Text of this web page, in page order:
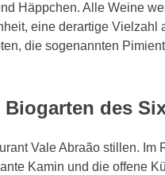
Häppchen. Alle Weine
eine derartige
die sogenannten
des
Vale Abraão stillen.
Kamin und die offene